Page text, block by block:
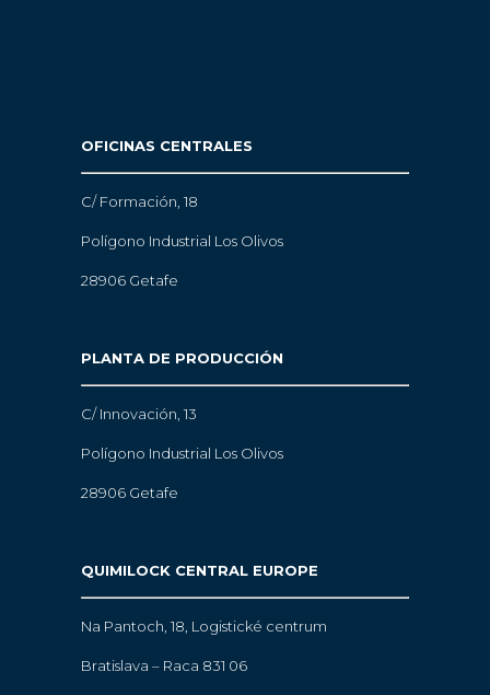
OFICINAS CENTRALES
C/ Formación, 18
Polígono Industrial Los Olivos
28906 Getafe
PLANTA DE PRODUCCIÓN
C/ Innovación, 13
Polígono Industrial Los Olivos
28906 Getafe
QUIMILOCK CENTRAL EUROPE
Na Pantoch, 18, Logistické centrum
Bratislava – Raca 831 06